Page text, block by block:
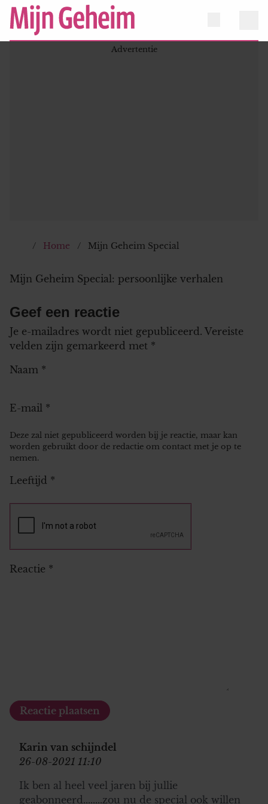
Home Mijn Geheim Special
Mijn Geheim Special: persoonlijke verhalen
Geef een reactie
Je e-mailadres wordt niet gepubliceerd. Vereiste
velden zijn gemarkeerd met *
Naam *
E-mail *
Deze zal niet gepubliceerd worden bij je reactie, maar kan
worden gebruikt door de redactie om contact met je op te
nemen.
Leeftijd *
Reactie *
Karin van schijndel
26-08-2021 11:10
Ik ben al heel veel jaren bij jullie
geabonneerd........zou nu de special ook willen